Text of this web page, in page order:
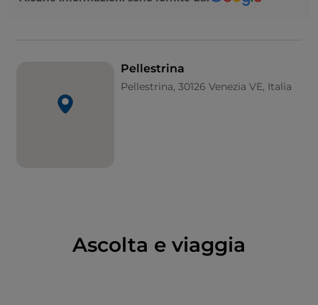
Riserva naturale di Ca’ Roman
Pellestrina
Pellestrina, 30126 Venezia VE, Italia
Ascolta e viaggia